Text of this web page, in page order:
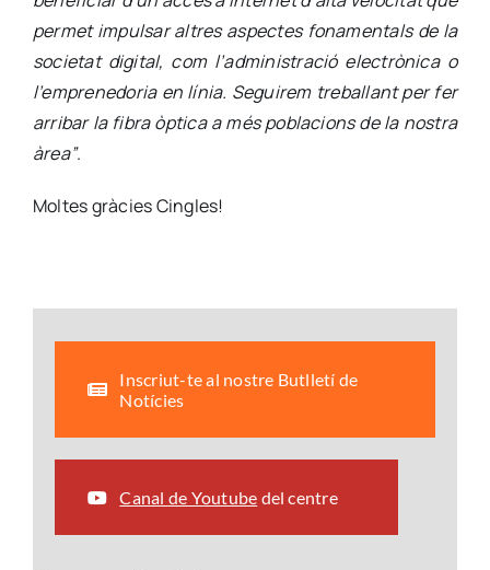
permet impulsar altres aspectes fonamentals de la
societat digital, com l’administració electrònica o
l’emprenedoria en línia. Seguirem treballant per fer
arribar la fibra òptica a més poblacions de la nostra
àrea”.
Moltes gràcies Cingles!
Inscriut-te al nostre Butlletí de
Notícies
Canal de Youtube del centre